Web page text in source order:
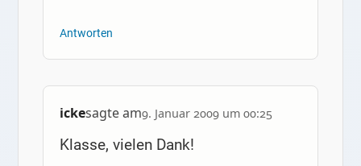
Antworten
ickesagte am9. Januar 2009 um 00:25
Klasse, vielen Dank!